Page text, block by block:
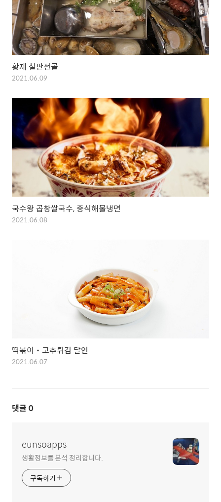
황제 철판전골
2021.06.09
국수왕 곱창쌀국수, 중식해물냉면
2021.06.08
떡볶이‧고추튀김 달인
2021.06.07
댓글 0
eunsoapps
생활정보를 분석 정리합니다.
구독하기